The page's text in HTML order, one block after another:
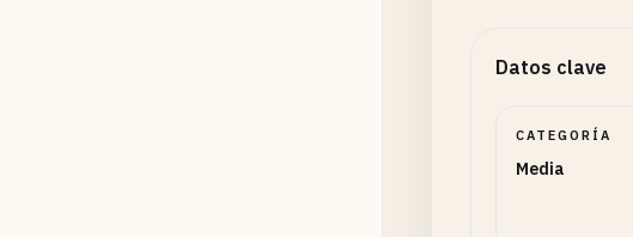
Datos clave
CATEGORÍA
Media